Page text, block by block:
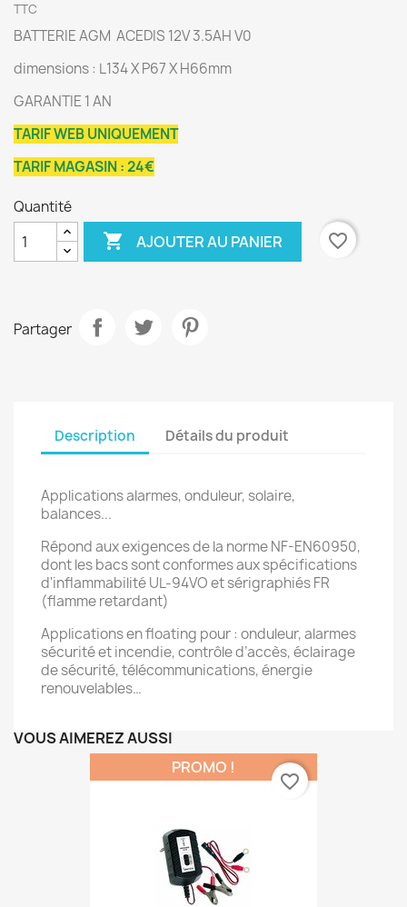
TTC
BATTERIE AGM ACEDIS 12V 3.5AH V0
dimensions : L134 X P67 X H66mm
GARANTIE 1 AN
TARIF WEB UNIQUEMENT
TARIF MAGASIN : 24€
Quantité
 AJOUTER AU PANIER favorite_border
Partager
Description Détails du produit
Applications alarmes, onduleur, solaire,
balances...
Répond aux exigences de la norme NF-EN60950,
dont les bacs sont conformes aux spécifications
d'inflammabilité UL-94VO et sérigraphiés FR
(flamme retardant)
Applications en floating pour : onduleur, alarmes
sécurité et incendie, contrôle d’accès, éclairage
de sécurité, télécommunications, énergie
renouvelables…
VOUS AIMEREZ AUSSI
PROMO !
favorite_border